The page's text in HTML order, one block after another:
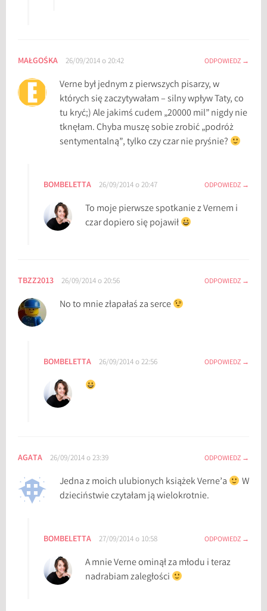
MAŁGOŚKA 26/09/2014 o 20:42 ODPOWIEDZ
Verne był jednym z pierwszych pisarzy, w
których się zaczytywałam – silny wpływ Taty, co
tu kryć;) Ale jakimś cudem „20000 mil” nigdy nie
tknęłam. Chyba muszę sobie zrobić „podróż
sentymentalną”, tylko czy czar nie pryśnie?
BOMBELETTA 26/09/2014 o 20:47 ODPOWIEDZ
To moje pierwsze spotkanie z Vernem i
czar dopiero się pojawił
TBZZ2013 26/09/2014 o 20:56 ODPOWIEDZ
No to mnie złapałaś za serce
BOMBELETTA 26/09/2014 o 22:56 ODPOWIEDZ
AGATA 26/09/2014 o 23:39 ODPOWIEDZ
Jedna z moich ulubionych książek Verne’a
W
dzieciństwie czytałam ją wielokrotnie.
BOMBELETTA 27/09/2014 o 10:58 ODPOWIEDZ
A mnie Verne ominął za młodu i teraz
nadrabiam zaległości